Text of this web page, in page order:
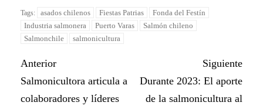
Tags: asados chilenos Fiestas Patrias
Fonda del Festín
Industria salmonera
Puerto Varas
Salmón chileno
Salmonchile
salmonicultura
Anterior
Salmonicultora articula a
colaboradores y líderes
Siguiente
Durante 2023: El aporte
de la salmonicultura al